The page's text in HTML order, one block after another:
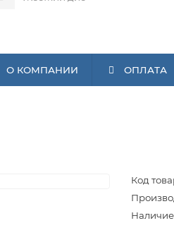
О КОМПАНИИ ОПЛАТА
Код